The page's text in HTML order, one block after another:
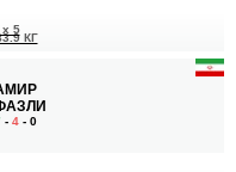
x 5
КГ
- 4 - 0